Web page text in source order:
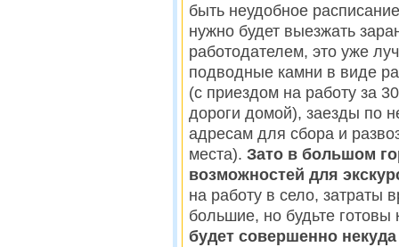
быть неудобное
нужно будет выезжать
работодателем, это уже
подводные камни в виде
(с приездом на работу за
дороги домой), заезды по
адресам для сбора и
места). Зато в большом
возможностей для
на работу в село, затраты
большие, но будьте готовы
будет совершенно